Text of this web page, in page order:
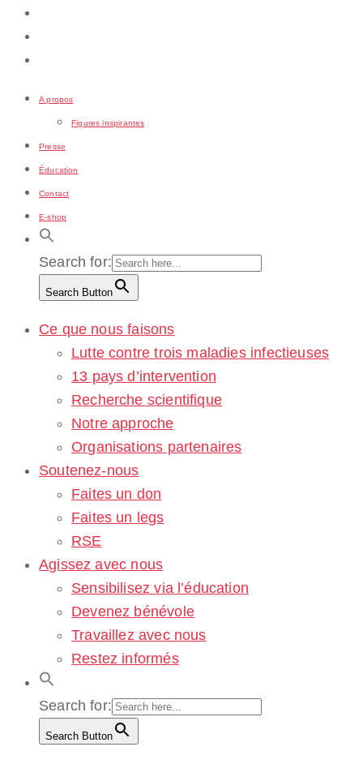
A propos
Figures inspirantes
Presse
Éducation
Contact
E-shop
Search for:
Search Button
Ce que nous faisons
Lutte contre trois maladies infectieuses
13 pays d’intervention
Recherche scientifique
Notre approche
Organisations partenaires
Soutenez-nous
Faites un don
Faites un legs
RSE
Agissez avec nous
Sensibilisez via l’éducation
Devenez bénévole
Travaillez avec nous
Restez informés
Search for:
Search Button